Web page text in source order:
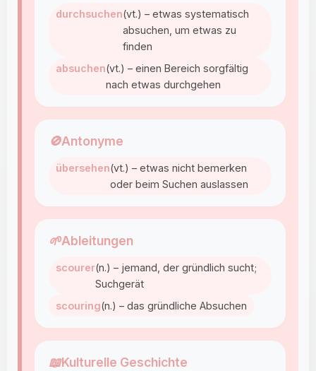
durchsuchen(vt.) – etwas systematisch
absuchen, um etwas zu
finden
absuchen(vt.) – einen Bereich sorgfältig
nach etwas durchgehen
🚫Antonyme
übersehen(vt.) – etwas nicht bemerken
oder beim Suchen auslassen
🌱Ableitungen
scourer(n.) – jemand, der gründlich sucht;
Suchgerät
scouring(n.) – das gründliche Absuchen
📖Kulturelle Geschichte